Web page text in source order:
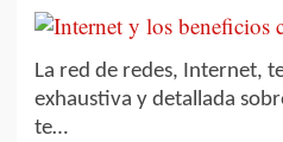
La red de redes, Internet,
exhaustiva y detallada
te…